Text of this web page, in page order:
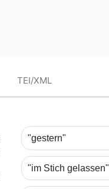
TEI/XML
"gestern"
"im Stich gelassen"